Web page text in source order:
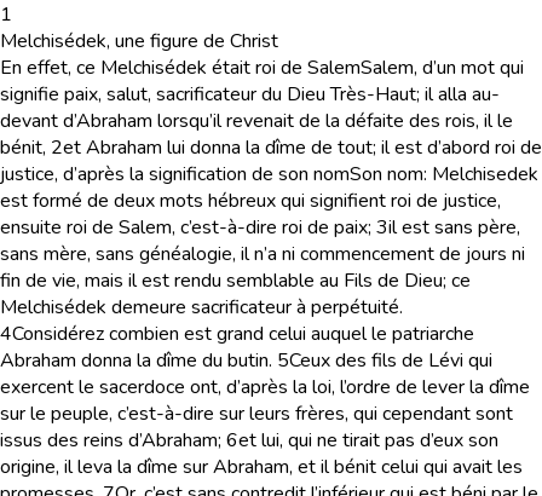
1
Melchisédek, une figure de Christ
En effet, ce Melchisédek était roi de SalemSalem, d’un mot qui
signifie paix, salut, sacrificateur du Dieu Très-Haut; il alla au-
devant d’Abraham lorsqu’il revenait de la défaite des rois, il le
bénit, 2et Abraham lui donna la dîme de tout; il est d’abord roi de
justice, d’après la signification de son nomSon nom: Melchisedek
est formé de deux mots hébreux qui signifientroi de justice,
ensuite roi de Salem, c’est-à-dire roi de paix; 3il est sans père,
sans mère, sans généalogie, il n’a ni commencement de jours ni
fin de vie, mais il est rendu semblable au Fils de Dieu; ce
Melchisédek demeure sacrificateur à perpétuité.
4Considérez combien est grand celui auquel le patriarche
Abraham donna la dîme du butin. 5Ceux des fils de Lévi qui
exercent le sacerdoce ont, d’après la loi, l’ordre de lever la dîme
sur le peuple, c’est-à-dire sur leurs frères, qui cependant sont
issus des reins d’Abraham; 6et lui, qui ne tirait pas d’eux son
origine, il leva la dîme sur Abraham, et il bénit celui qui avait les